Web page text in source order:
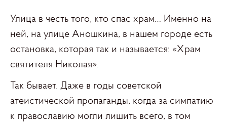
Улица в честь того, кто спас храм… Именно на
ней, на улице Аношкина, в нашем городе есть
остановка, которая так и называется: «Храм
святителя Николая».
Так бывает. Даже в годы советской
атеистической пропаганды, когда за симпатию
к православию могли лишить всего, в том